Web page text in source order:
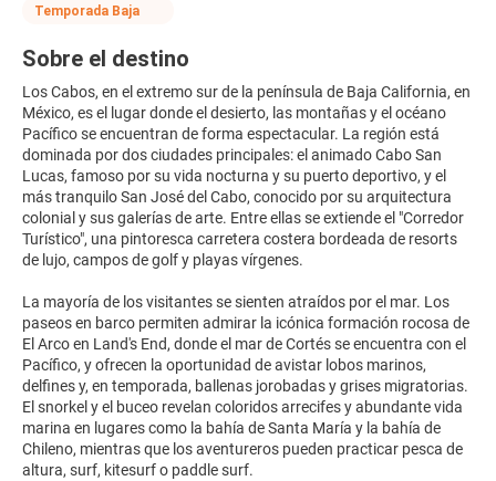
Temporada Baja
Sobre el destino
Los Cabos, en el extremo sur de la península de Baja California, en
México, es el lugar donde el desierto, las montañas y el océano
Pacífico se encuentran de forma espectacular. La región está
dominada por dos ciudades principales: el animado Cabo San
Lucas, famoso por su vida nocturna y su puerto deportivo, y el
más tranquilo San José del Cabo, conocido por su arquitectura
colonial y sus galerías de arte. Entre ellas se extiende el "Corredor
Turístico", una pintoresca carretera costera bordeada de resorts
de lujo, campos de golf y playas vírgenes.
La mayoría de los visitantes se sienten atraídos por el mar. Los
paseos en barco permiten admirar la icónica formación rocosa de
El Arco en Land's End, donde el mar de Cortés se encuentra con el
Pacífico, y ofrecen la oportunidad de avistar lobos marinos,
delfines y, en temporada, ballenas jorobadas y grises migratorias.
El snorkel y el buceo revelan coloridos arrecifes y abundante vida
marina en lugares como la bahía de Santa María y la bahía de
Chileno, mientras que los aventureros pueden practicar pesca de
altura, surf, kitesurf o paddle surf.